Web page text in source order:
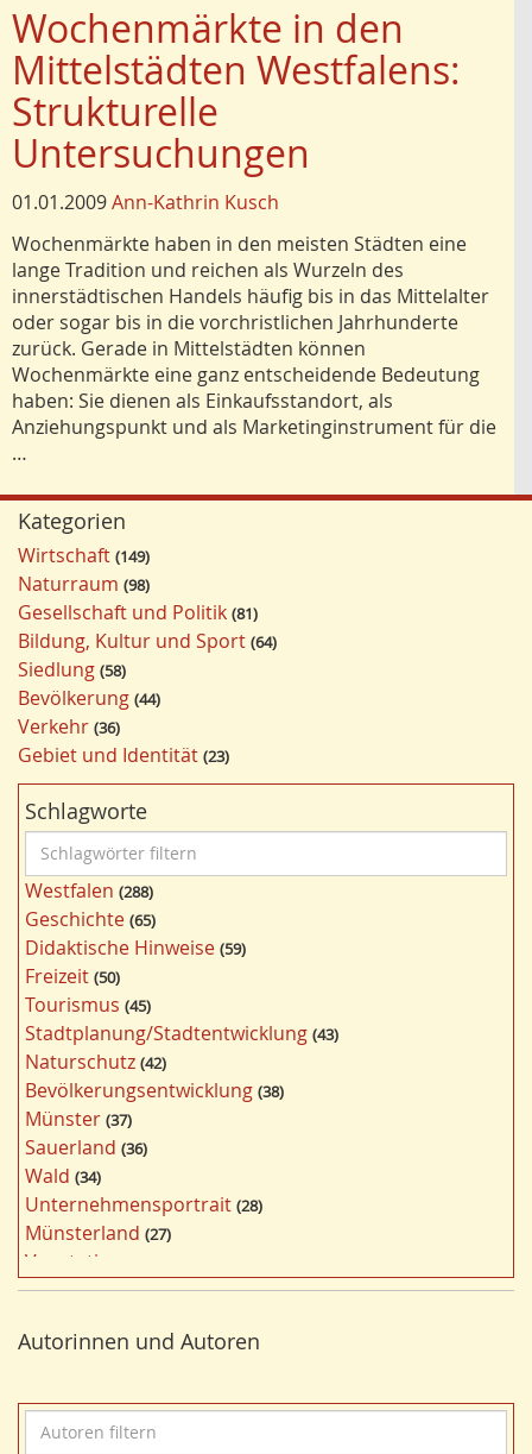
Wochenmärkte in den
Mittelstädten Westfalens:
Strukturelle
Untersuchungen
01.01.2009Ann-Kathrin Kusch
Wochenmärkte haben in den meisten Städten eine
lange Tradition und reichen als Wurzeln des
innerstädtischen Handels häufig bis in das Mittelalter
oder sogar bis in die vorchristlichen Jahrhunderte
zurück. Gerade in Mittelstädten können
Wochenmärkte eine ganz entscheidende Bedeutung
haben: Sie dienen als Einkaufsstandort, als
Anziehungspunkt und als Marketinginstrument für die
…
Kategorien
Wirtschaft 149
Naturraum 98
Gesellschaft und Politik 81
Bildung, Kultur und Sport 64
Siedlung 58
Bevölkerung 44
Verkehr 36
Gebiet und Identität 23
Schlagworte
c
h
l
a
g
w
ö
r
t
e
r
f
i
l
t
e
r
n
Westfalen 288
Geschichte 65
Didaktische Hinweise 59
Freizeit 50
Tourismus 45
Stadtplanung/Stadtentwicklung 43
Naturschutz 42
Bevölkerungsentwicklung 38
Münster 37
Sauerland 36
Wald 34
Unternehmensportrait 28
Münsterland 27
Vegetation
Nordrhein-Westfalen 25
Bildung 24
Kultur 22
Kulturlandschaft
Autorinnen und Autoren